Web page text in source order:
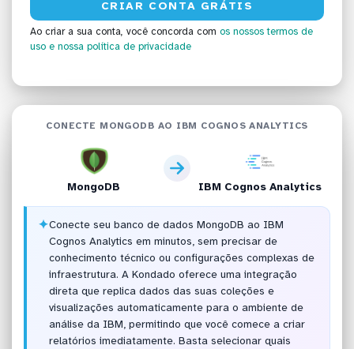
Ao criar a sua conta, você concorda com os nossos termos de
uso e nossa política de privacidade
CONECTE MONGODB AO IBM COGNOS ANALYTICS
MongoDB IBM Cognos Analytics
✦Conecte seu banco de dados MongoDB ao IBM
Cognos Analytics em minutos, sem precisar de
conhecimento técnico ou configurações complexas de
infraestrutura. A Kondado oferece uma integração
direta que replica dados das suas coleções e
visualizações automaticamente para o ambiente de
análise da IBM, permitindo que você comece a criar
relatórios imediatamente. Basta selecionar quais